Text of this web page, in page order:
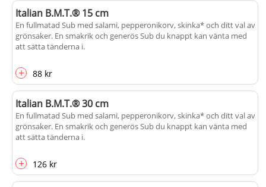
Italian B.M.T.® 15 cm
En fullmatad Sub med salami, pepperonikorv, skinka* och ditt val av
grönsaker. En smakrik och generös Sub du knappt kan vänta med
att sätta tänderna i.
+ 88 kr
Italian B.M.T.® 30 cm
En fullmatad Sub med salami, pepperonikorv, skinka* och ditt val av
grönsaker. En smakrik och generös Sub du knappt kan vänta med
att sätta tänderna i.
+ 126 kr